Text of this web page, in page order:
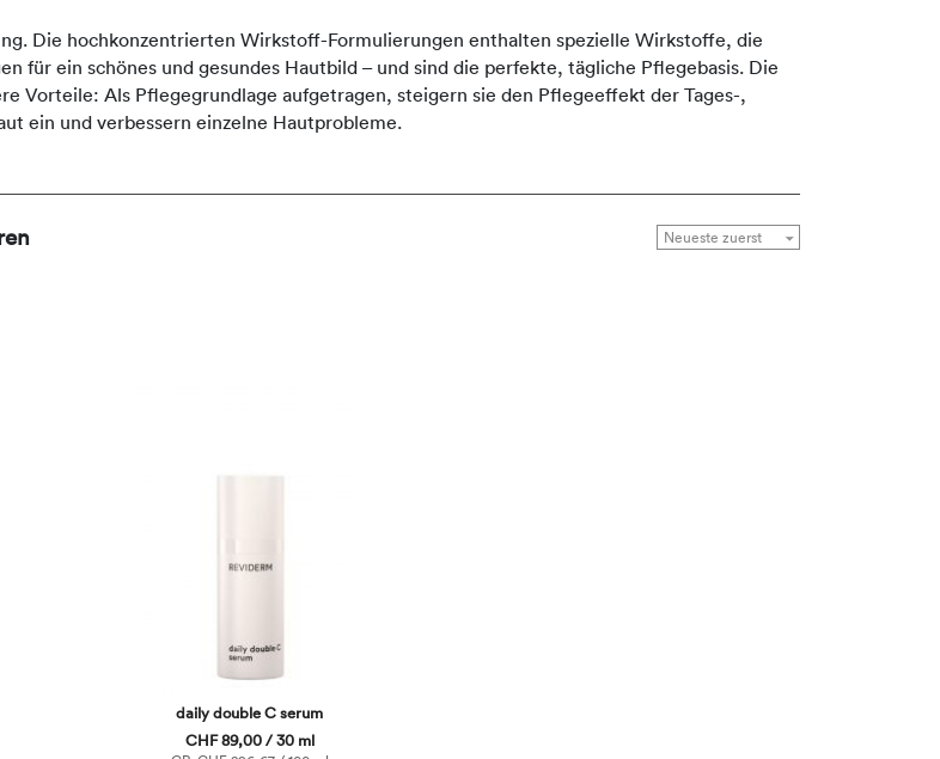
Die hochkonzentrierten Wirkstoff-Formulierungen enthalten spezielle Wirkstoffe, die
für ein schönes und gesundes Hautbild – und sind die perfekte, tägliche Pflegebasis. Die
Vorteile: Als Pflegegrundlage aufgetragen, steigern sie den Pflegeeffekt der Tages-,
ein und verbessern einzelne Hautprobleme.
daily double C serum
CHF 89,00 / 30 ml